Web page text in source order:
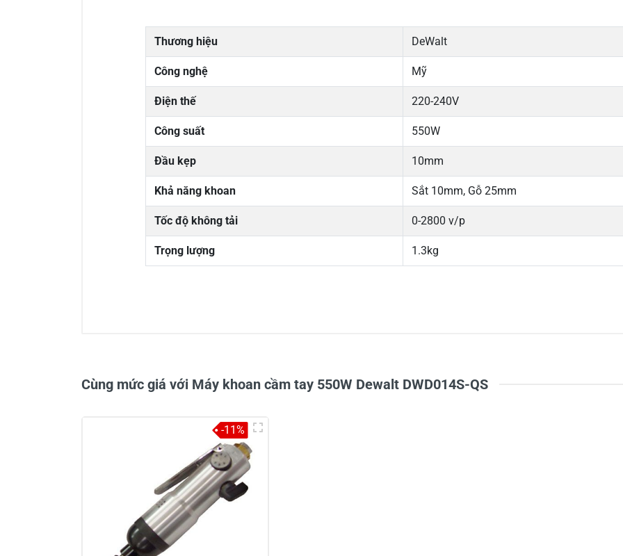
Thương hiệu DeWalt
Công nghệ Mỹ
Điện thế 220-240V
Công suất 550W
Đầu kẹp 10mm
Khả năng khoan Sắt 10mm, Gỗ 25mm
Tốc độ không tải 0-2800 v/p
Trọng lượng 1.3kg
Viết nhận xét về sản phẩm
Đánh giá sao
Cùng mức giá với Máy khoan cầm tay 550W Dewalt DWD014S-QS
-11%